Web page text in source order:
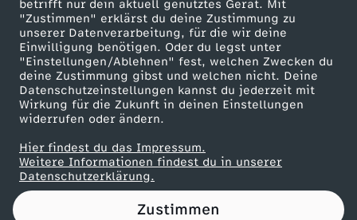
betrifft nur dein aktuell genutztes Gerät. Mit
"Zustimmen" erklärst du deine Zustimmung zu
unserer Datenverarbeitung, für die wir deine
Einwilligung benötigen. Oder du legst unter
"Einstellungen/Ablehnen" fest, welchen Zwecken du
deine Zustimmung gibst und welchen nicht. Deine
Datenschutzeinstellungen kannst du jederzeit mit
Wirkung für die Zukunft in deinen Einstellungen
widerrufen oder ändern.
Hier findest du das Impressum.
Weitere Informationen findest du in unserer
Datenschutzerklärung.
Zustimmen
e
l
l
Werbefernsehen
Mainzelmännchen
Partner